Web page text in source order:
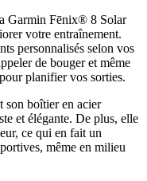
Garmin Fēnix® 8 Solar
votre entraînement.
personnalisés selon vos
de bouger et même
planifier vos sorties.
son boîtier en acier
et élégante. De plus, elle
ce qui en fait un
même en milieu